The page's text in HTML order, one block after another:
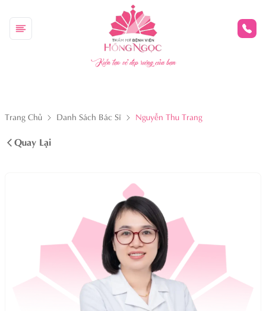
Kiến tạo vẻ đẹp riêng của bạn
Trang Chủ Danh Sách Bác Sĩ Nguyễn Thu Trang
Quay Lại